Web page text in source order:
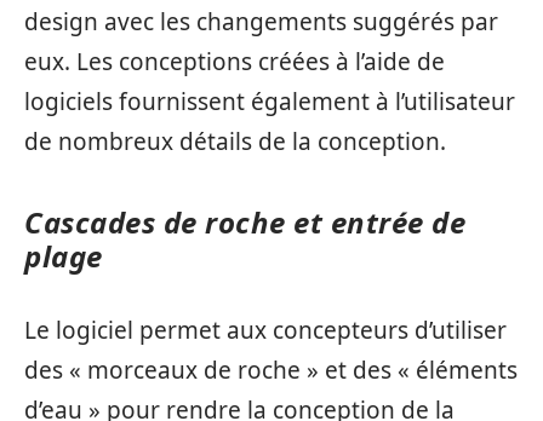
design avec les changements suggérés par
eux. Les conceptions créées à l’aide de
logiciels fournissent également à l’utilisateur
de nombreux détails de la conception.
Cascades de roche et entrée de
plage
Le logiciel permet aux concepteurs d’utiliser
des « morceaux de roche » et des « éléments
d’eau » pour rendre la conception de la